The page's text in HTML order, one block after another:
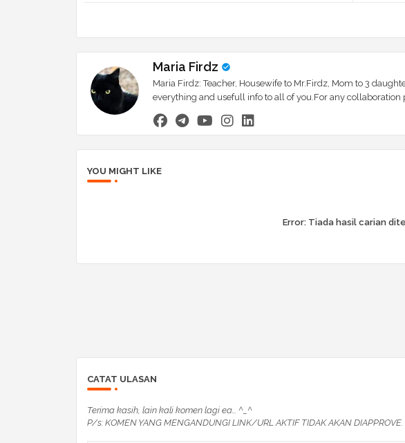
Maria Firdz
Maria Firdz: Teacher, Housewife to Mr.Firdz, Mom to 3
everything and usefull info to all of you.For any
YOU MIGHT LIKE
Error: Tiada hasil carian
CATAT ULASAN
Terima kasih, lain kali komen lagi ea... ^_^
P/s: KOMEN YANG MENGANDUNGI LINK/URL AKTIF TIDAK AKAN DIAPPROVE.